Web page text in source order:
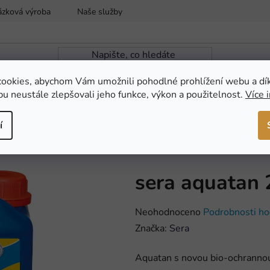
abychom Vám umožnili pohodlné prohlížení webu a
neustále zlepšovali jeho funkce, výkon a použitelnost. Více
výroba Naše služby
AKCE
sera aquatan
Průměrné
hodnocení
je
Neohodnoceno Podrobnosti
Značka: Sera
Aquatan s novou bio-